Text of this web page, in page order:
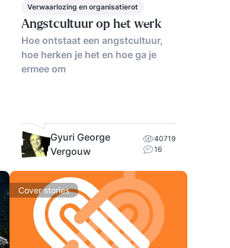
Verwaarlozing en organisatierot
Angstcultuur op het werk
Hoe ontstaat een angstcultuur,
hoe herken je het en hoe ga je
ermee om
Gyuri George
Vergouw
40719
16
Cover stories